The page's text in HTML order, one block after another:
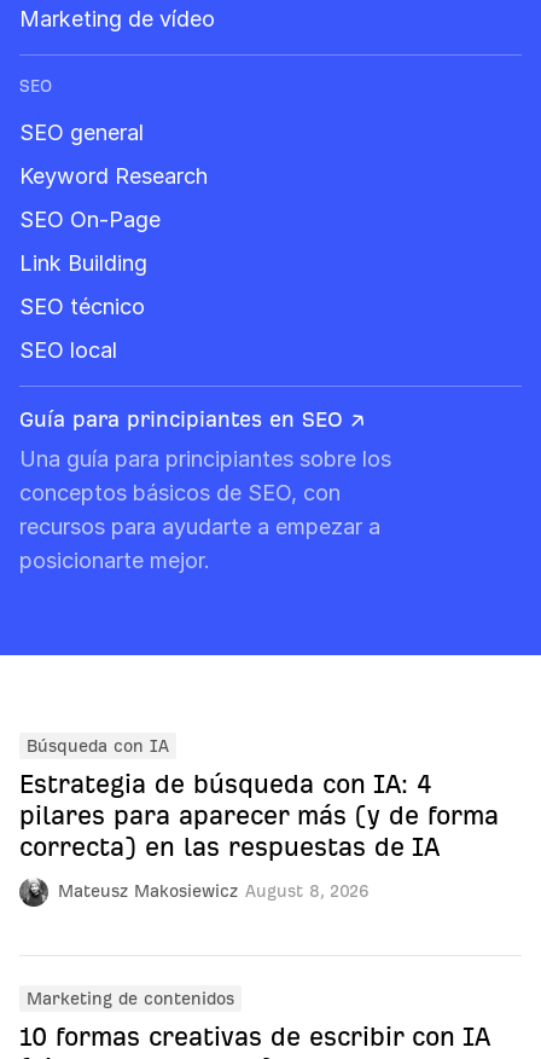
Marketing de vídeo
SEO
SEO general
Keyword Research
SEO On-Page
Link Building
SEO técnico
SEO local
Guía para principiantes en SEO ↗
Una guía para principiantes sobre los
conceptos básicos de SEO, con
recursos para ayudarte a empezar a
posicionarte mejor.
Mateusz Makosiewicz August 8, 2026
Búsqueda con IA
Estrategia de búsqueda con IA: 4
pilares para aparecer más (y de forma
correcta) en las respuestas de IA
Marketing de contenidos
10 formas creativas de escribir con IA